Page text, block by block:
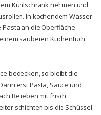
Kühlschrank nehmen und
In kochendem Wasser
Pasta an die Oberfläche
sauberen Küchentuch
bedecken, so bleibt die
erst Pasta, Sauce und
Belieben mit frisch
schichten bis die Schüssel